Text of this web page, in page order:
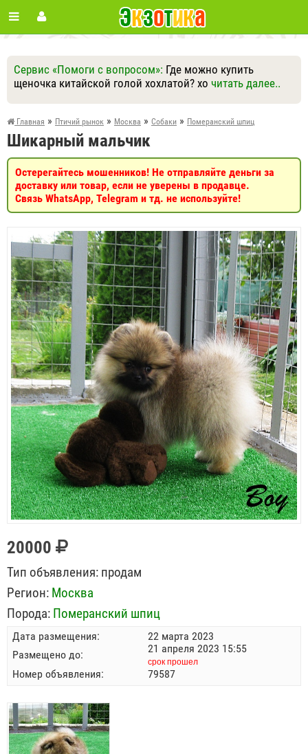
Сервис «Помоги с вопросом»: Где можно купить
щеночка китайской голой хохлатой? хо читать далее..
Ответить Другие вопросы
Задать вопрос
Главная » Птичий рынок » Москва » Собаки » Померанский шпиц
Шикарный мальчик
Остерегайтесь мошенников! Не отправляйте деньги за
доставку или товар, если не уверены в продавце.
Связь WhatsApp, Telegram и тд. не используйте!
20000
Тип объявления: продам
Регион: Москва
Порода: Померанский шпиц
Дата размещения:
22 марта 2023
Размещено до:
21 апреля 2023 15:55
срок прошел
Номер объявления: 79587